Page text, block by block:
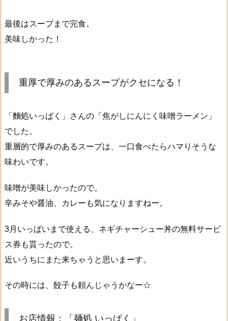
最後はスープまで完食。
美味しかった！
重厚で厚みのあるスープがクセになる！
「麵処いっぱく」さんの「焦がしにんにく味噌ラーメン」
でした。
重層的で厚みのあるスープは、一口食べたらハマりそうな
味わいです。
味噌が美味しかったので。
辛みそや醤油、カレーも気になりますねー。
3月いっぱいまで使える、ネギチャーシュー丼の無料サービ
ス券も貰ったので。
近いうちにまた来ちゃうと思いまーす。
その時には、餃子も頼んじゃうかなー☆
お店情報：「麺処 いっぱく」